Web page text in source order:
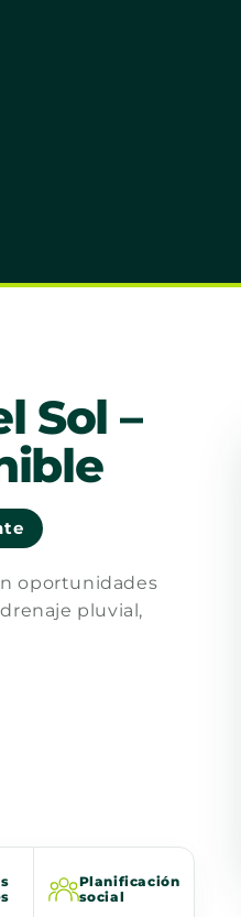
Sol –
oportunidades
pluvial,
Planificación
social